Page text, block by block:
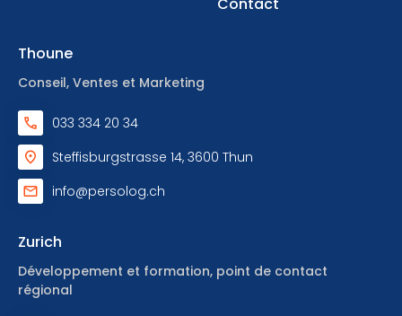
Thoune
Conseil, Ventes et Marketing
033 334 20 34
Steffisburgstrasse 14, 3600 Thun
info@persolog.ch
Zurich
Développement et formation, point de contact
régional